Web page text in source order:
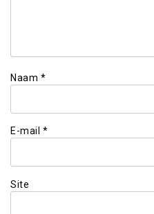
Naam *
E-mail *
Site